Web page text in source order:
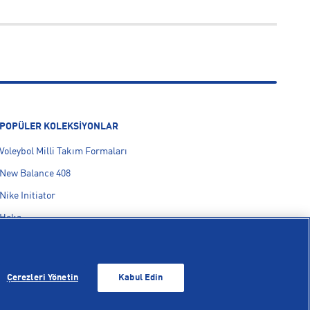
POPÜLER KOLEKSİYONLAR
Voleybol Milli Takım Formaları
New Balance 408
Nike Initiator
Hoka
Çerezleri Yönetin Kabul Edin